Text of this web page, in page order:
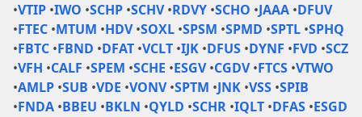
•VTIP •IWO •SCHP •SCHV •RDVY •SCHO •JAAA •DFUV
•FTEC •MTUM •HDV •SOXL •SPSM •SPMD •SPTL •SPHQ
•FBTC •FBND •DFAT •VCLT •IJK •DFUS •DYNF •FVD •SCZ
•VFH •CALF •SPEM •SCHE •ESGV •CGDV •FTCS •VTWO
•AMLP •SUB •VDE •VONV •SPTM •JNK •VSS •SPIB
•FNDA •BBEU •BKLN •QYLD •SCHR •IQLT •DFAS •ESGD